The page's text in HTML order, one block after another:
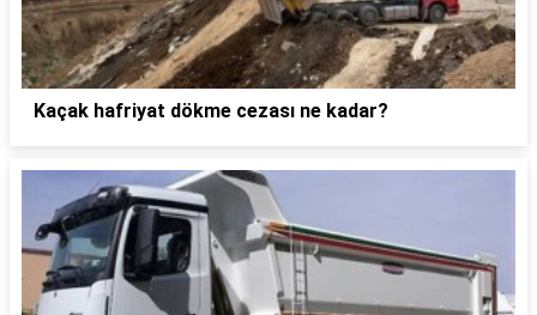
Kaçak hafriyat dökme cezası ne kadar?